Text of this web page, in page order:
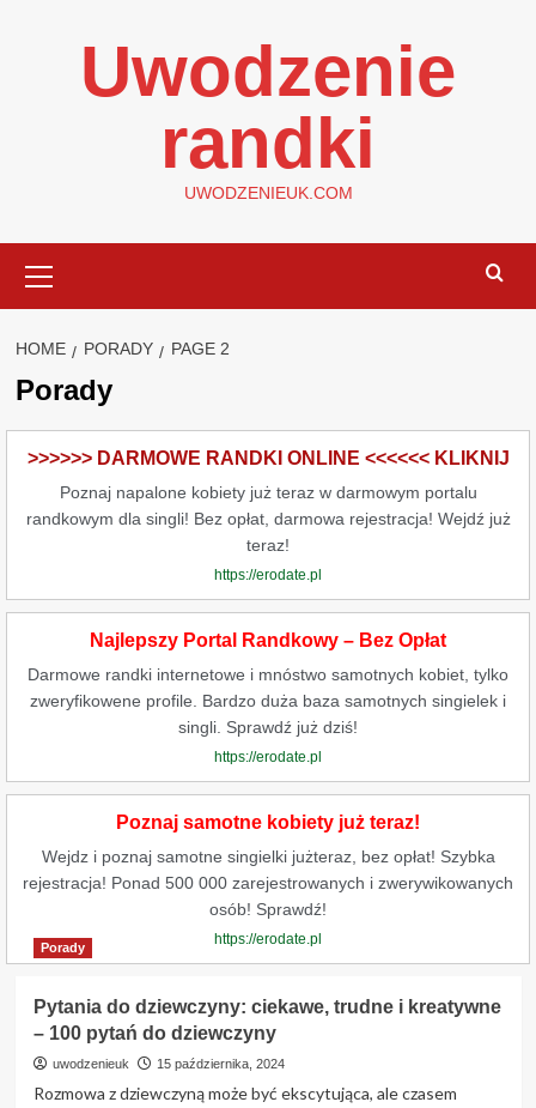
Uwodzenie
randki
UWODZENIEUK.COM
Menu
HOME PORADY PAGE 2
Porady
>>>>>> DARMOWE RANDKI ONLINE <<<<<< KLIKNIJ
Poznaj napalone kobiety już teraz w darmowym portalu
randkowym dla singli! Bez opłat, darmowa rejestracja! Wejdź już
teraz!
https://erodate.pl
Najlepszy Portal Randkowy – Bez Opłat
Darmowe randki internetowe i mnóstwo samotnych kobiet, tylko
zweryfikowene profile. Bardzo duża baza samotnych singielek i
singli. Sprawdź już dziś!
https://erodate.pl
Poznaj samotne kobiety już teraz!
Wejdz i poznaj samotne singielki jużteraz, bez opłat! Szybka
rejestracja! Ponad 500 000 zarejestrowanych i zwerywikowanych
osób! Sprawdź!
https://erodate.pl
Porady
Pytania do dziewczyny: ciekawe, trudne i kreatywne
– 100 pytań do dziewczyny
uwodzenieuk 15 października, 2024
Rozmowa z dziewczyną może być ekscytująca, ale czasem